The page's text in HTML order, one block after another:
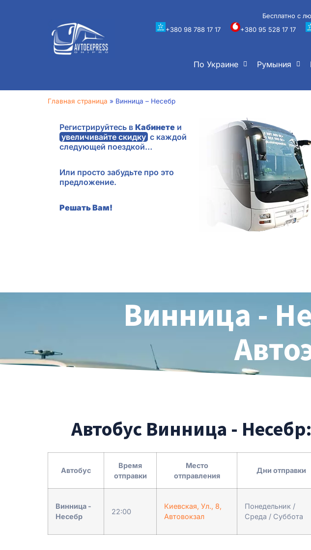
Бесплатно с
+380 98 788 17 17
+380 95 528 17 17
По Украине Румыния
Главная страница » Винница – Несебр
Регистрируйтесь вКабинете и
увеличивайте скидку с каждой
следующей поездкой…
Или просто забудьте про это
предложение.
Решать Вам!
Винница -
Автобус Винница -
Автобус
Время
отправки
Место
отправления
Дни отправки
Винница -
Несебр
22:00
Киевская, Ул., 8,
Автовокзал
Понедельник /
Среда / Суббота